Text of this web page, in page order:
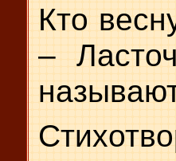
Кто
–